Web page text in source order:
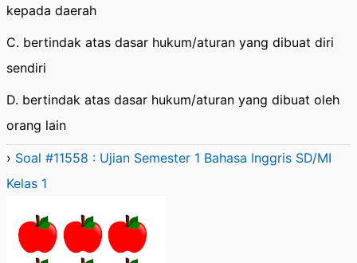
kepada daerah
C. bertindak atas dasar hukum/aturan yang dibuat diri
sendiri
D. bertindak atas dasar hukum/aturan yang dibuat oleh
orang lain
› Soal #11558 : Ujian Semester 1 Bahasa Inggris SD/MI
Kelas 1